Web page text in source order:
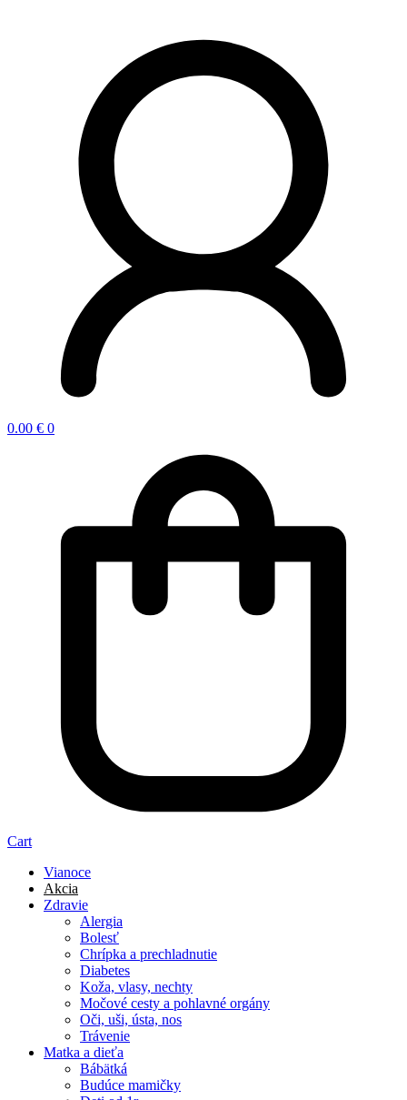
0.00 € 0
Cart
Vianoce
Akcia
Zdravie
Alergia
Bolesť
Chrípka a prechladnutie
Diabetes
Koža, vlasy, nechty
Močové cesty a pohlavné orgány
Oči, uši, ústa, nos
Trávenie
Matka a dieťa
Bábätká
Budúce mamičky